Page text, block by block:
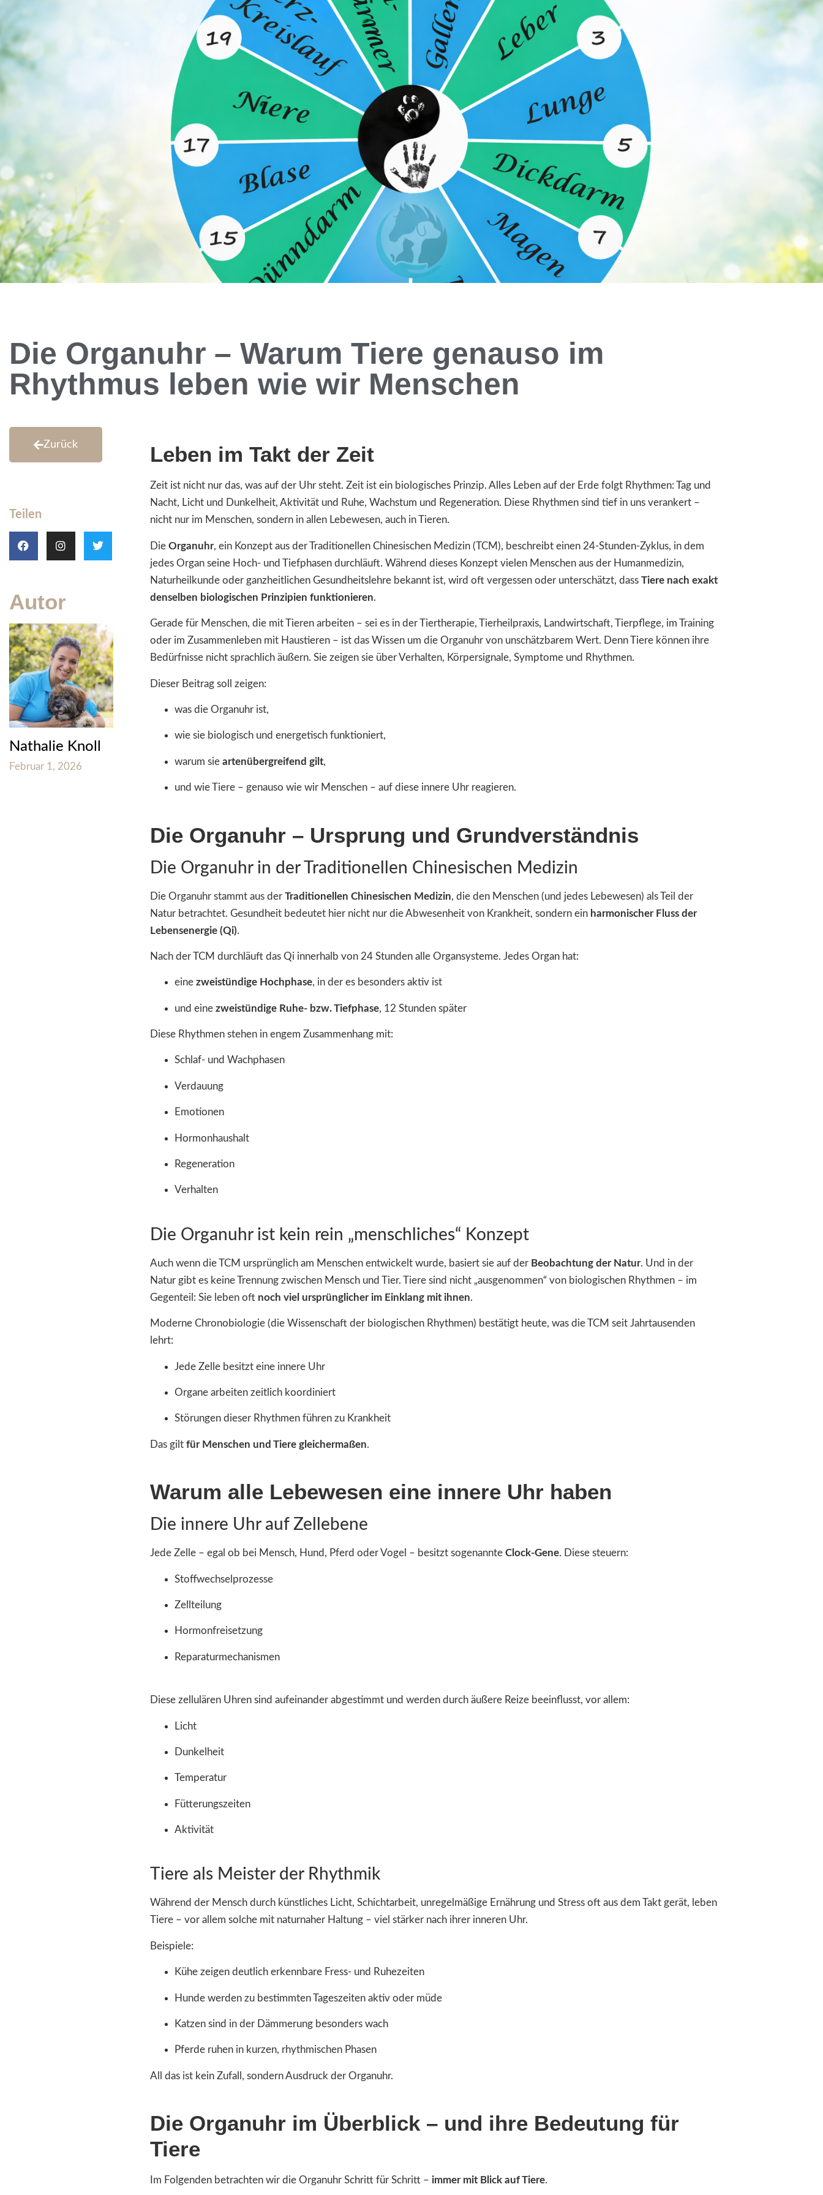
Die Organuhr – Warum Tiere genauso im
Rhythmus leben wie wir Menschen
Zurück
Teilen
Autor
Nathalie Knoll
Februar 1, 2026
Leben im Takt der Zeit
Zeit ist nicht nur das, was auf der Uhr steht. Zeit ist ein biologisches Prinzip. Alles Leben auf der Erde folgt Rhythmen: Tag und
Nacht, Licht und Dunkelheit, Aktivität und Ruhe, Wachstum und Regeneration. Diese Rhythmen sind tief in uns verankert –
nicht nur im Menschen, sondern in allen Lebewesen, auch in Tieren.
Die Organuhr, ein Konzept aus der Traditionellen Chinesischen Medizin (TCM), beschreibt einen 24-Stunden-Zyklus, in dem
jedes Organ seine Hoch- und Tiefphasen durchläuft. Während dieses Konzept vielen Menschen aus der Humanmedizin,
Naturheilkunde oder ganzheitlichen Gesundheitslehre bekannt ist, wird oft vergessen oder unterschätzt, dass Tiere nach exakt
denselben biologischen Prinzipien funktionieren.
Gerade für Menschen, die mit Tieren arbeiten – sei es in der Tiertherapie, Tierheilpraxis, Landwirtschaft, Tierpflege, im Training
oder im Zusammenleben mit Haustieren – ist das Wissen um die Organuhr von unschätzbarem Wert. Denn Tiere können ihre
Bedürfnisse nicht sprachlich äußern. Sie zeigen sie über Verhalten, Körpersignale, Symptome und Rhythmen.
Dieser Beitrag soll zeigen:
was die Organuhr ist,
wie sie biologisch und energetisch funktioniert,
warum sie artenübergreifend gilt,
und wie Tiere – genauso wie wir Menschen – auf diese innere Uhr reagieren.
Die Organuhr – Ursprung und Grundverständnis
Die Organuhr in der Traditionellen Chinesischen Medizin
Die Organuhr stammt aus der Traditionellen Chinesischen Medizin, die den Menschen (und jedes Lebewesen) als Teil der
Natur betrachtet. Gesundheit bedeutet hier nicht nur die Abwesenheit von Krankheit, sondern ein harmonischer Fluss der
Lebensenergie (Qi).
Nach der TCM durchläuft das Qi innerhalb von 24 Stunden alle Organsysteme. Jedes Organ hat:
eine zweistündige Hochphase, in der es besonders aktiv ist
und eine zweistündige Ruhe- bzw. Tiefphase, 12 Stunden später
Diese Rhythmen stehen in engem Zusammenhang mit:
Schlaf- und Wachphasen
Verdauung
Emotionen
Hormonhaushalt
Regeneration
Verhalten
Die Organuhr ist kein rein „menschliches“ Konzept
Auch wenn die TCM ursprünglich am Menschen entwickelt wurde, basiert sie auf der Beobachtung der Natur. Und in der
Natur gibt es keine Trennung zwischen Mensch und Tier. Tiere sind nicht „ausgenommen“ von biologischen Rhythmen – im
Gegenteil: Sie leben oft noch viel ursprünglicher im Einklang mit ihnen.
Moderne Chronobiologie (die Wissenschaft der biologischen Rhythmen) bestätigt heute, was die TCM seit Jahrtausenden
lehrt:
Jede Zelle besitzt eine innere Uhr
Organe arbeiten zeitlich koordiniert
Störungen dieser Rhythmen führen zu Krankheit
Das gilt für Menschen und Tiere gleichermaßen.
Warum alle Lebewesen eine innere Uhr haben
Die innere Uhr auf Zellebene
Jede Zelle – egal ob bei Mensch, Hund, Pferd oder Vogel – besitzt sogenannte Clock-Gene. Diese steuern:
Stoffwechselprozesse
Zellteilung
Hormonfreisetzung
Reparaturmechanismen
Diese zellulären Uhren sind aufeinander abgestimmt und werden durch äußere Reize beeinflusst, vor allem:
Licht
Dunkelheit
Temperatur
Fütterungszeiten
Aktivität
Tiere als Meister der Rhythmik
Während der Mensch durch künstliches Licht, Schichtarbeit, unregelmäßige Ernährung und Stress oft aus dem Takt gerät, leben
Tiere – vor allem solche mit naturnaher Haltung – viel stärker nach ihrer inneren Uhr.
Beispiele:
Kühe zeigen deutlich erkennbare Fress- und Ruhezeiten
Hunde werden zu bestimmten Tageszeiten aktiv oder müde
Katzen sind in der Dämmerung besonders wach
Pferde ruhen in kurzen, rhythmischen Phasen
All das ist kein Zufall, sondern Ausdruck der Organuhr.
Die Organuhr im Überblick – und ihre Bedeutung für
Tiere
Im Folgenden betrachten wir die Organuhr Schritt für Schritt – immer mit Blick auf Tiere.